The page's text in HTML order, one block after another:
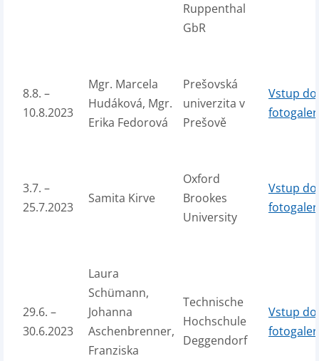
Ruppenthal
GbR
8.8. –
10.8.2023
Mgr. Marcela
Hudáková, Mgr.
Erika Fedorová
Prešovská
univerzita v
Prešově
Vstup do
3.7. –
25.7.2023
Samita Kirve
Oxford
Brookes
University
Vstup do
29.6. –
30.6.2023
Laura
Schümann,
Johanna
Aschenbrenner,
Franziska
Technische
Hochschule
Deggendorf
Vstup do